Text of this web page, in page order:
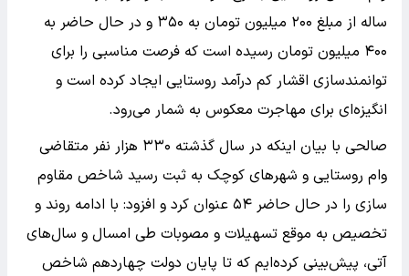
ساله از مبلغ ۲۰۰ میلیون تومان به ۳۵۰ و در حال حاضر به
۴۰۰ میلیون تومان رسیده است که فرصت مناسبی را برای
توانمندسازی اقشار کم درآمد روستایی ایجاد کرده است و
انگیزه‌ای برای مهاجرت معکوس به شمار می‌رود.
صالحی با بیان اینکه در سال گذشته ۳۳۰ هزار نفر متقاضی
وام روستایی و شهر‌های کوچک به ثبت رسید شاخص مقاوم
سازی را در حال حاضر ۵۴ عنوان کرد و افزود: با ادامه روند و
تخصیص به موقع تسهیلات و مصوبات طی امسال و سال‌های
آتی، پیش‌بینی کرده‌ایم که تا پایان دولت چهاردهم شاخص